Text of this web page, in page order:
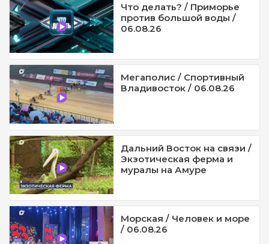
Что делать? / Приморье
против большой воды /
06.08.26
Мегаполис / Спортивный
Владивосток / 06.08.26
Дальний Восток на связи /
Экзотическая ферма и
муралы на Амуре
Морская / Человек и море
/ 06.08.26